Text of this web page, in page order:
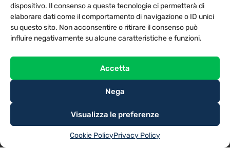
dispositivo. Il consenso a queste tecnologie ci permetterà di
elaborare dati come il comportamento di navigazione o ID unici
su questo sito. Non acconsentire o ritirare il consenso può
influire negativamente su alcune caratteristiche e funzioni.
Accetta
Nega
Visualizza le preferenze
Cookie PolicyPrivacy Policy
TV LIBERA S.P.A.
Via Monteleonese 95/21 – 51100 Pistoia (PT)
Tel. 0573.9136 / Fax 0573.913615